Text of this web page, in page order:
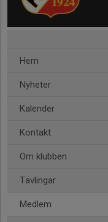
Hem
Nyheter
Kalender
Kontakt
Om klubben
Tävlingar
Medlem